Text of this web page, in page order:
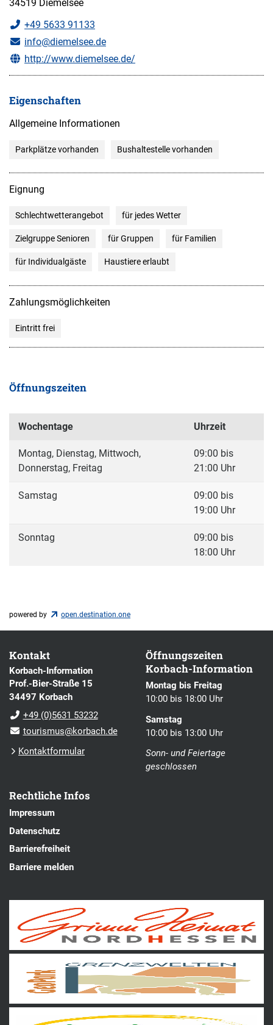
34519 Diemelsee
+49 5633 91133
info@diemelsee.de
http://www.diemelsee.de/
Eigenschaften
Allgemeine Informationen
Parkplätze vorhanden Bushaltestelle vorhanden
Eignung
Schlechtwetterangebot für jedes Wetter
Zielgruppe Senioren für Gruppen für Familien
für Individualgäste Haustiere erlaubt
Zahlungsmöglichkeiten
Eintritt frei
Öffnungszeiten
Wochentage Uhrzeit
Montag, Dienstag, Mittwoch,
Donnerstag, Freitag
09:00 bis
21:00 Uhr
Samstag
09:00 bis
19:00 Uhr
Sonntag
09:00 bis
18:00 Uhr
powered by open.destination.one
Kontakt
Korbach-Information
Prof.-Bier-Straße 15
34497 Korbach
+49 (0)5631 53232
tourismus@korbach.de
Kontaktformular
Öffnungszeiten
Korbach-Information
Montag bis Freitag
10:00 bis 18:00 Uhr
Samstag
10:00 bis 13:00 Uhr
Sonn- und Feiertage
geschlossen
Rechtliche Infos
Impressum
Datenschutz
Barrierefreiheit
Barriere melden